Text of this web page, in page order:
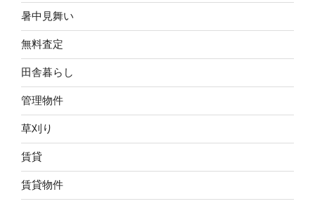
暑中見舞い
無料査定
田舎暮らし
管理物件
草刈り
賃貸
賃貸物件